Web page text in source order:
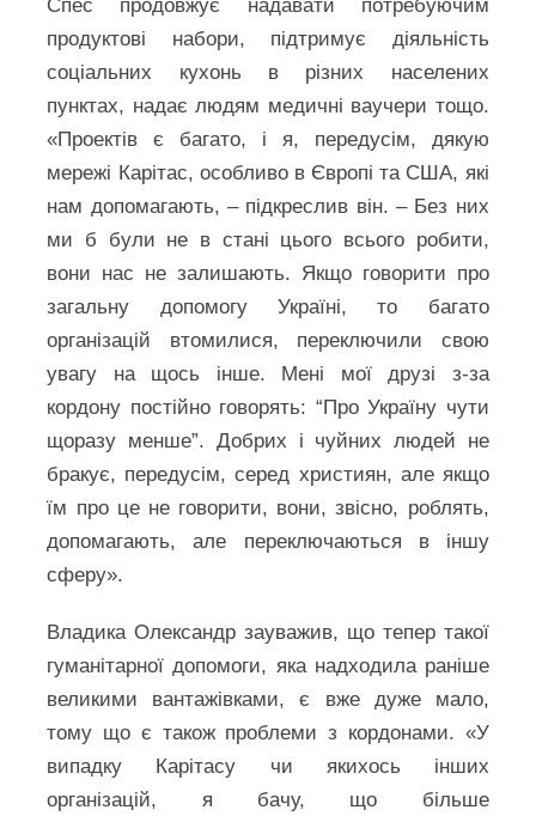
Спес продовжує надавати потребуючим
продуктові набори, підтримує діяльність
соціальних кухонь в різних населених
пунктах, надає людям медичні ваучери тощо.
«Проектів є багато, і я, передусім, дякую
мережі Карітас, особливо в Європі та США, які
нам допомагають, – підкреслив він. – Без них
ми б були не в стані цього всього робити,
вони нас не залишають. Якщо говорити про
загальну допомогу Україні, то багато
організацій втомилися, переключили свою
увагу на щось інше. Мені мої друзі з-за
кордону постійно говорять: “Про Україну чути
щоразу менше”. Добрих і чуйних людей не
бракує, передусім, серед християн, але якщо
їм про це не говорити, вони, звісно, роблять,
допомагають, але переключаються в іншу
сферу».
Владика Олександр зауважив, що тепер такої
гуманітарної допомоги, яка надходила раніше
великими вантажівками, є вже дуже мало,
тому що є також проблеми з кордонами. «У
випадку Карітасу чи якихось інших
організацій, я бачу, що більше